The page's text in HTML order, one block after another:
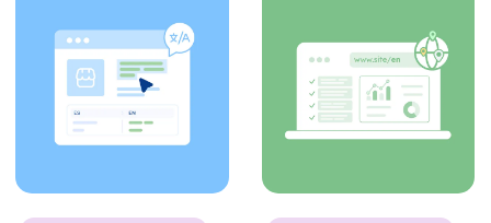
exigences en
matière de
déclaration sous
serment et comment
éviter les rejets
et comment faire
accepter vos
documents à
l'étranger.